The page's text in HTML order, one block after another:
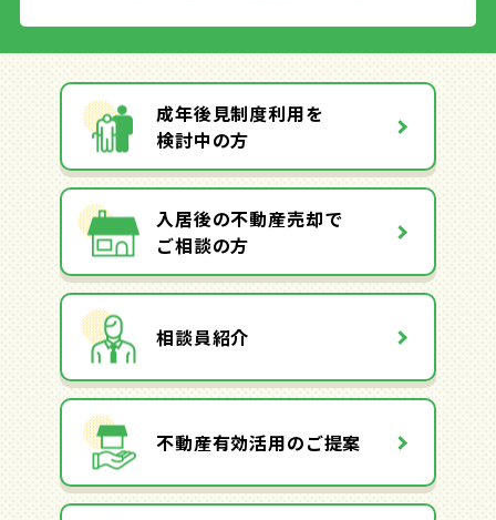
成年後見制度利用を
検討中の方
入居後の不動産売却で
ご相談の方
相談員紹介
不動産有効活用のご提案